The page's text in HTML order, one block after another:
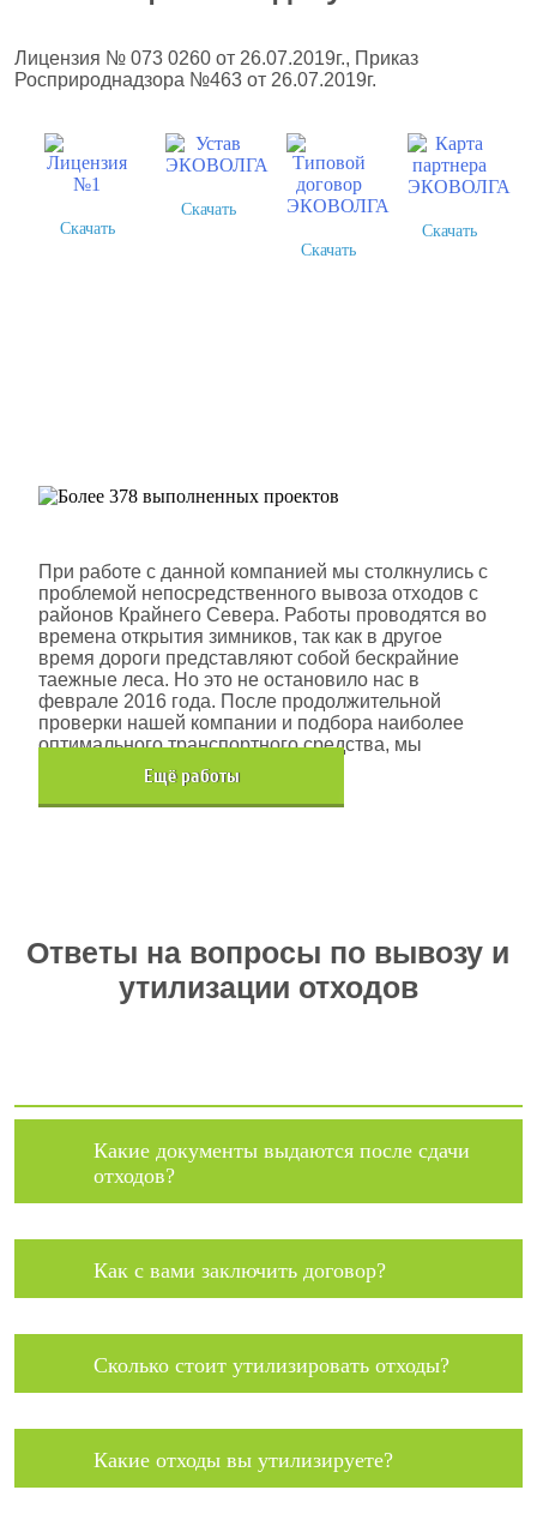
Лицензия № 073 0260 от 26.07.2019г., Приказ
Росприроднадзора №463 от 26.07.2019г.
Скачать
Скачать
Скачать
Скачать
При работе с данной компанией мы столкнулись с
проблемой непосредственного вывоза отходов с
районов Крайнего Севера. Работы проводятся во
времена открытия зимников, так как в другое
время дороги представляют собой бескрайние
таежные леса. Но это не остановило нас в
феврале 2016 года. После продолжительной
проверки нашей компании и подбора наиболее
оптимального транспортного средства, мы
помогли данной компании.
Eщё работы
Ответы на вопросы по вывозу и
утилизации отходов
Какие документы выдаются после сдачи
отходов?
Как с вами заключить договор?
Сколько стоит утилизировать отходы?
Какие отходы вы утилизируете?